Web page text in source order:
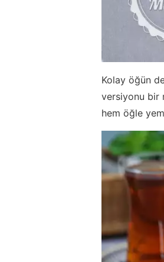
Kolay öğün
versiyonu bir
hem öğle